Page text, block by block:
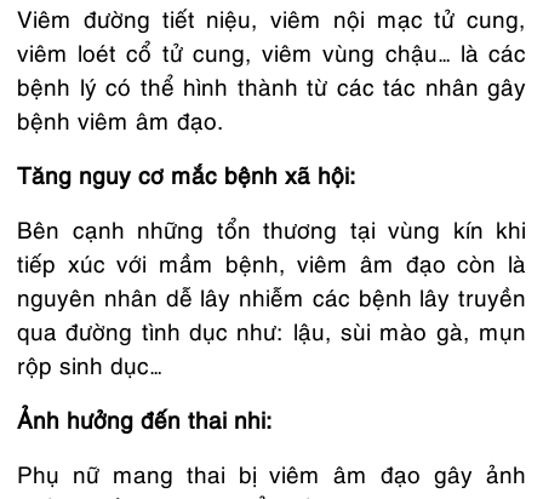
Viêm đường tiết niệu, viêm nội mạc tử cung,
viêm loét cổ tử cung, viêm vùng chậu… là các
bệnh lý có thể hình thành từ các tác nhân gây
bệnh viêm âm đạo.
Tăng nguy cơ mắc bệnh xã hội:
Bên cạnh những tổn thương tại vùng kín khi
tiếp xúc với mầm bệnh, viêm âm đạo còn là
nguyên nhân dễ lây nhiễm các bệnh lây truyền
qua đường tình dục như: lậu, sùi mào gà, mụn
rộp sinh dục…
Ảnh hưởng đến thai nhi:
Phụ nữ mang thai bị viêm âm đạo gây ảnh